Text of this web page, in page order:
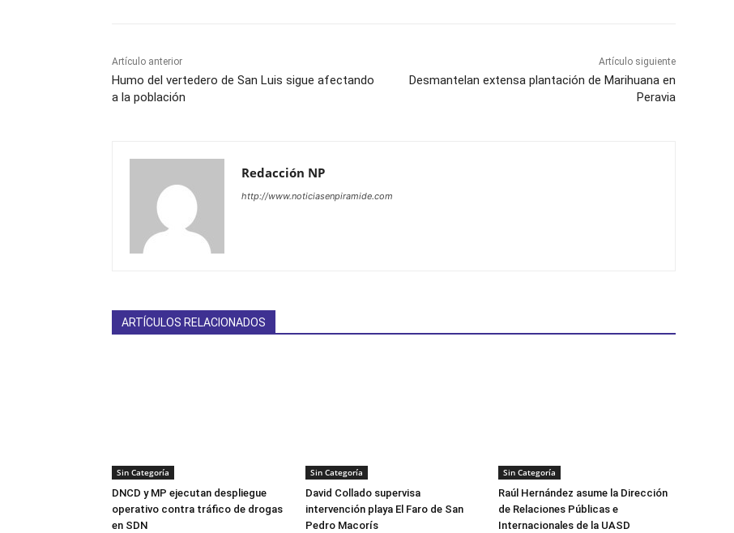
Artículo anterior
Humo del vertedero de San Luis sigue afectando
a la población
Artículo siguiente
Desmantelan extensa plantación de Marihuana en
Peravia
Redacción NP
http://www.noticiasenpiramide.com
ARTÍCULOS RELACIONADOS
Sin Categoría
DNCD y MP ejecutan despliegue
operativo contra tráfico de drogas
en SDN
Sin Categoría
David Collado supervisa
intervención playa El Faro de San
Pedro Macorís
Sin Categoría
Raúl Hernández asume la Dirección
de Relaciones Públicas e
Internacionales de la UASD